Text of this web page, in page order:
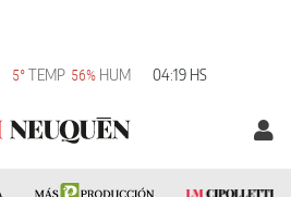
5°TEMP 56% HUM 04:19 HS